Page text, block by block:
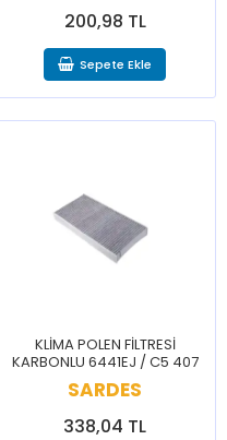
200,98 TL
Sepete Ekle
KLİMA POLEN FİLTRESİ
KARBONLU 6441EJ / C5 407
SARDES
338,04 TL